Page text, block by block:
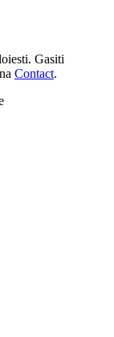
Gasiti
Contact.